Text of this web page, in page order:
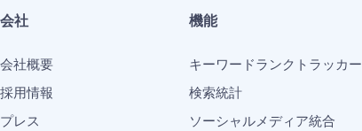
会社
会社概要
採用情報
プレス
機能
キーワードランクトラッカー
検索統計
ソーシャルメディア統合